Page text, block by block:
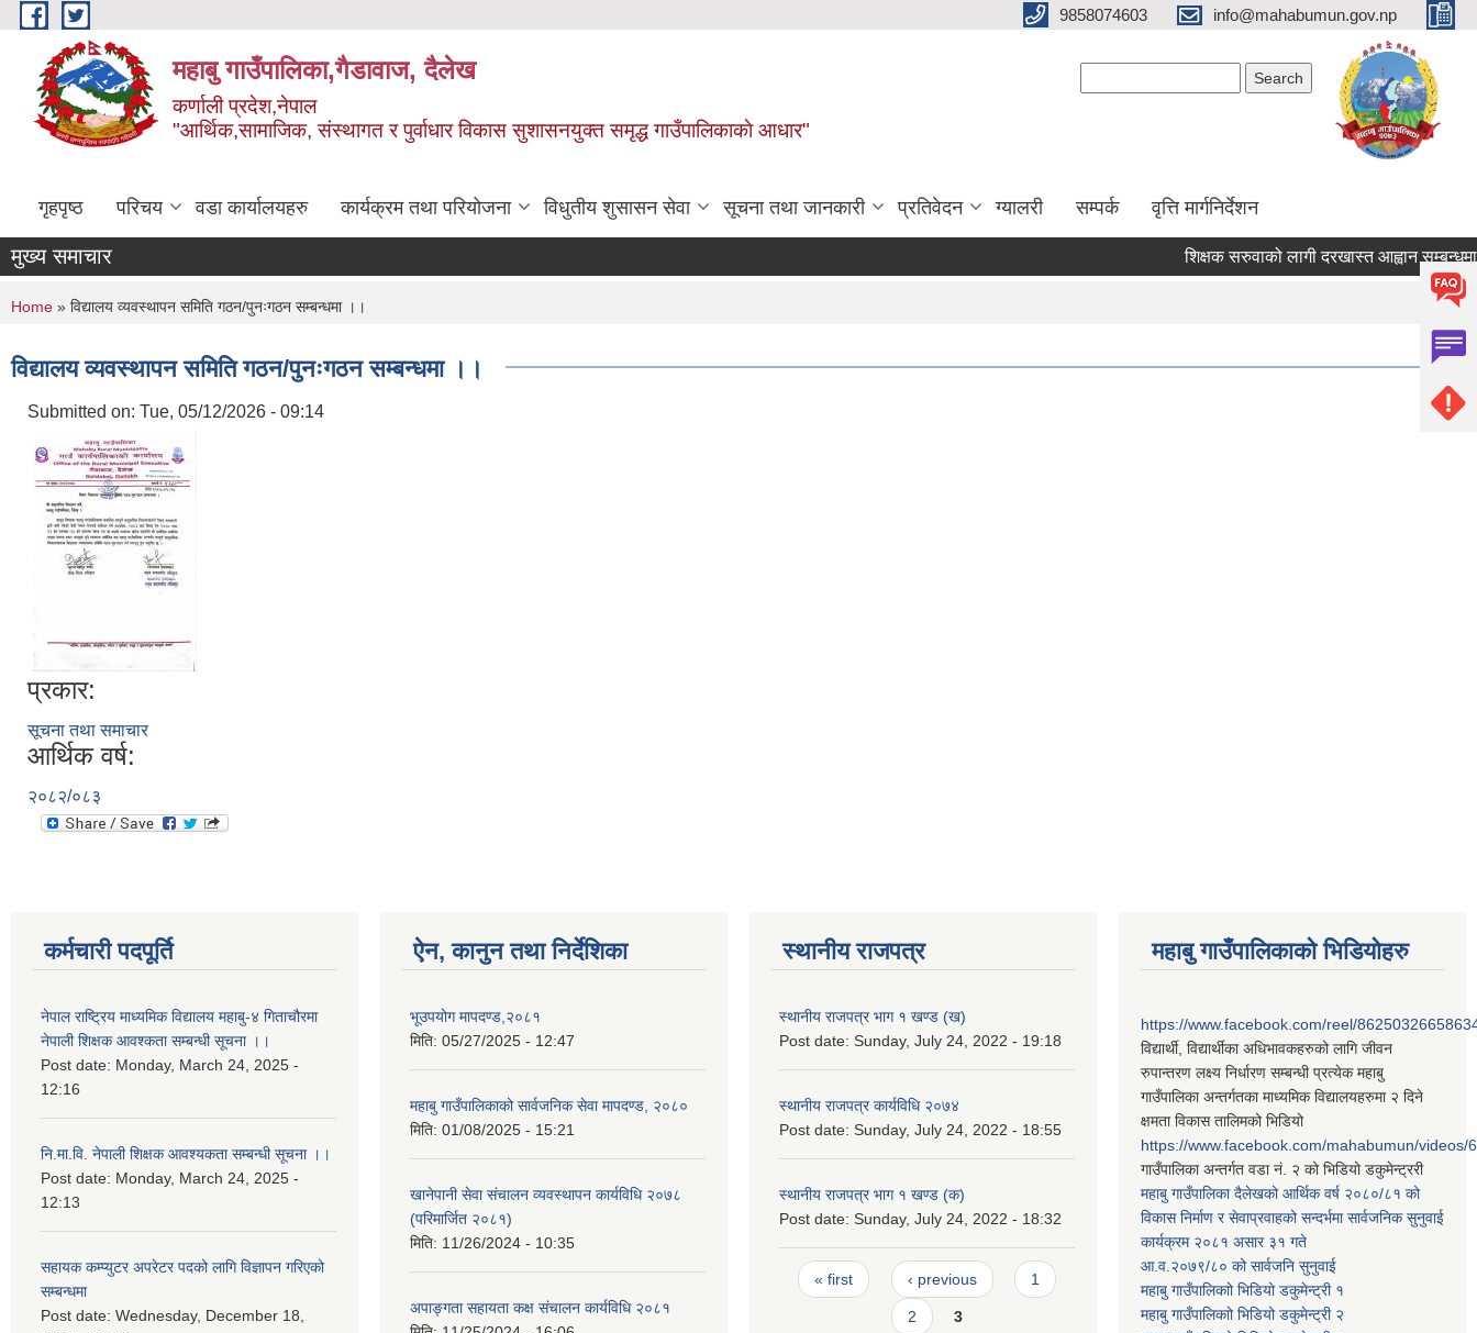
Skip to main content 9858074603 info@mahabumun.gov.np
महाबु गाउँपालिका,गैडावाज, दैलेख
कर्णाली प्रदेश,नेपाल
"आर्थिक,सामाजिक, संस्थागत र पुर्वाधार विकास सुशासनयुक्त समृद्ध गाउँपालिकाकाे आधार"
गृहपृष्ठ परिचय वडा कार्यालयहरु कार्यक्रम तथा परियोजना विधुतीय शुसासन सेवा सूचना तथा जानकारी प्रतिवेदन ग्यालरी सम्पर्क वृत्ति मार्गनिर्देशन
मुख्य समाचार शिक्षक सरुवाको लागी दरखास्त आह्वान सम्बन्धमा ।।
You are here
Home » विद्यालय व्यवस्थापन समिति गठन/पुनःगठन सम्बन्धमा ।।
विद्यालय व्यवस्थापन समिति गठन/पुनःगठन सम्बन्धमा ।।
Submitted on: Tue, 05/12/2026 - 09:14
प्रकार:
सूचना तथा समाचार
आर्थिक वर्ष:
२०८२/०८३
कर्मचारी पदपूर्ति
नेपाल राष्ट्रिय माध्यमिक विद्यालय महाबु-४ गिताचौरमा
नेपाली शिक्षक आवश्कता सम्बन्धी सूचना ।।
Post date: Monday, March 24, 2025 -
12:16
नि.मा.वि. नेपाली शिक्षक आवश्यकता सम्बन्धी सूचना ।।
Post date: Monday, March 24, 2025 -
12:13
सहायक कम्प्युटर अपरेटर पदको लागि विज्ञापन गरिएको
सम्बन्धमा
Post date: Wednesday, December 18,
ऐन, कानुन तथा निर्देशिका
भूउपयोग मापदण्ड,२०८१
मिति: 05/27/2025 - 12:47
महाबु गाउँपालिकाको सार्वजनिक सेवा मापदण्ड, २०८०
मिति: 01/08/2025 - 15:21
खानेपानी सेवा संचालन व्यवस्थापन कार्यविधि २०७८
(परिमार्जित २०८१)
मिति: 11/26/2024 - 10:35
अपाङ्गता सहायता कक्ष संचालन कार्यविधि २०८१
स्थानीय राजपत्र
स्थानीय राजपत्र भाग १ खण्ड (ख)
Post date: Sunday, July 24, 2022 - 19:18
स्थानीय राजपत्र कार्यविधि २०७४
Post date: Sunday, July 24, 2022 - 18:55
स्थानीय राजपत्र भाग १ खण्ड (क)
Post date: Sunday, July 24, 2022 - 18:32
Pages
« first ‹ previous 1
2 3
महाबु गाउँपालिकाको भिडियोहरु
https://www.facebook.com/reel/
विद्यार्थी, विद्यार्थीका अधिभावकहरुको लागि जीवन
रुपान्तरण लक्ष्य निर्धारण सम्बन्धी प्रत्येक महाबु
गाउँपालिका अन्तर्गतका माध्यमिक विद्यालयहरुमा २ दिने
क्षमता विकास तालिमको भिडियो
https://www.facebook.com/mahabumun/videos/
गाउँपालिका अन्तर्गत वडा नं. २ को भिडियो डकुमेन्ट्ररी
महाबु गाउँपालिका दैलेखको आर्थिक वर्ष २०८०/८१ को
विकास निर्माण र सेवाप्रवाहको सन्दर्भमा सार्वजनिक सुनुवाई
कार्यक्रम २०८१ असार ३१ गते
आ.व.२०७९/८० को सार्वजनि सुनुवाई
महाबु गाउँपालिकाो भिडियो डकुमेन्ट्री १
महाबु गाउँपालिकाो भिडियो डकुमेन्ट्री २